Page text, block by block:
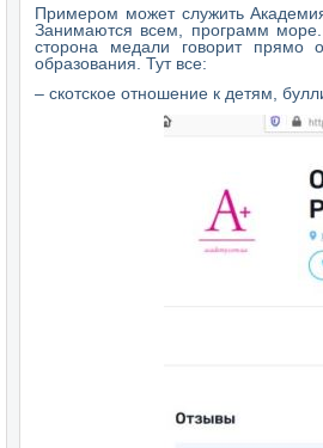
Примером может служить
Занимаются всем, программ
сторона медали говорит прямо
образования. Тут все:
– скотское отношение к детям,